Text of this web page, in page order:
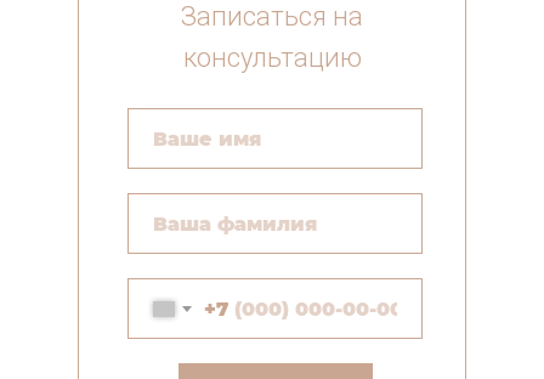
Записаться на
консультацию
+7